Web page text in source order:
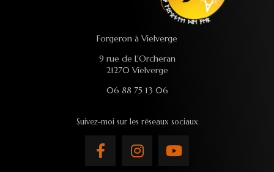
Forgeron à Vielverge
9 rue de L'Orcheran
21270 Vielverge
06 88 75 13 06
Suivez-moi sur les réseaux sociaux